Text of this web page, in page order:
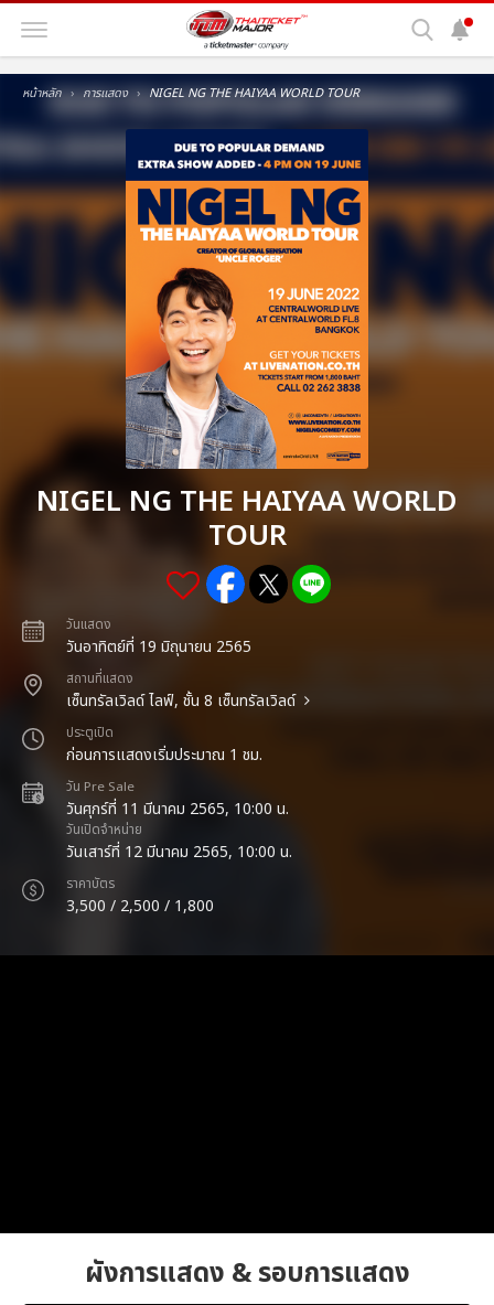
หน้าหลัก การแสดง NIGEL NG THE HAIYAA WORLD TOUR
NIGEL NG THE HAIYAA WORLD
TOUR
วันแสดง
วันอาทิตย์ที่ 19 มิถุนายน 2565
สถานที่แสดง
เซ็นทรัลเวิลด์ ไลฟ์, ชั้น 8 เซ็นทรัลเวิลด์
ประตูเปิด
ก่อนการแสดงเริ่มประมาณ 1 ชม.
วัน Pre Sale
วันศุกร์ที่ 11 มีนาคม 2565, 10:00 น.
วันเปิดจำหน่าย
วันเสาร์ที่ 12 มีนาคม 2565, 10:00 น.
ราคาบัตร
3,500 / 2,500 / 1,800
ผังการแสดง & รอบการแสดง